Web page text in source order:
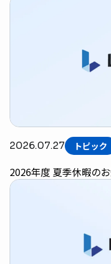
2026.07.27 トピック
2026年度 夏季休暇の